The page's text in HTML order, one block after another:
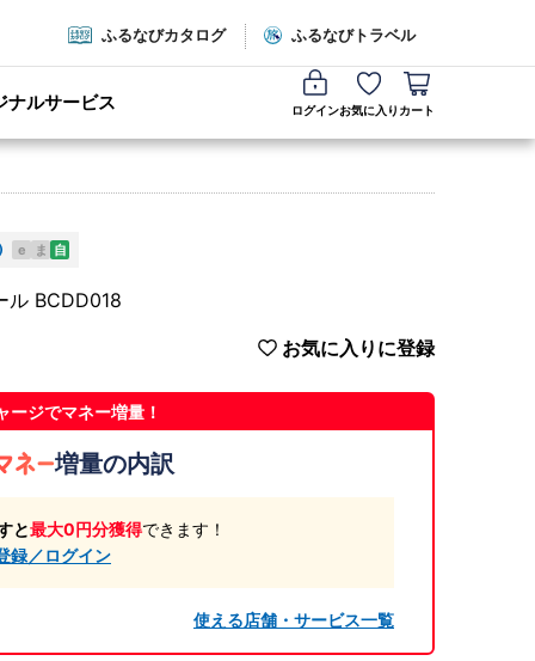
ふるなびカタログ ふるなびトラベル
ナルサービス ログインお気に入り カート
e ま 自
ル BCDD018
お気に入りに登録
ージでマネー増量！
増量の内訳
と最大0円分獲得できます！
録／ログイン
使える店舗・サービス一覧